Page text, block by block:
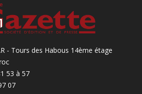
- Tours des Habous 14ème étage
53 à 57
07